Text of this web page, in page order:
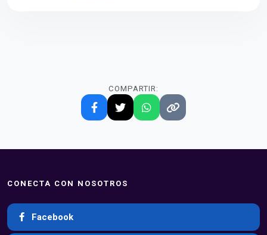
COMPARTIR:
CONECTA CON NOSOTROS
Facebook